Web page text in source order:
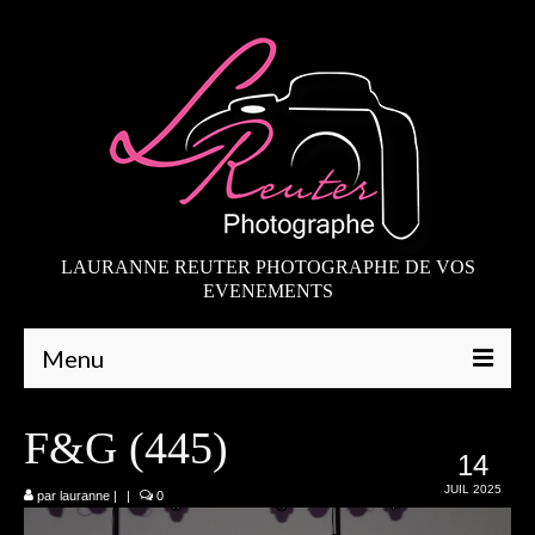
LAURANNE REUTER PHOTOGRAPHE DE VOS
EVENEMENTS
Menu
Mariages
14
JUIL 2025
F&G (445)
par lauranne | | 0